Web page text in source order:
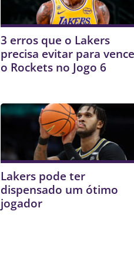
3 erros que o Lakers
precisa evitar para
o Rockets no Jogo 6
Lakers pode ter
dispensado um ótimo
jogador